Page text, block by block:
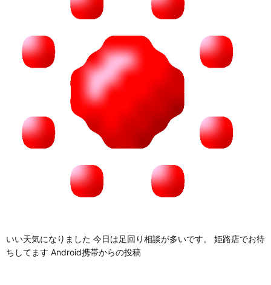
いい天気になりました 今日は足回り相談が多いです。 姫路店でお待
ちしてます Android携帯からの投稿